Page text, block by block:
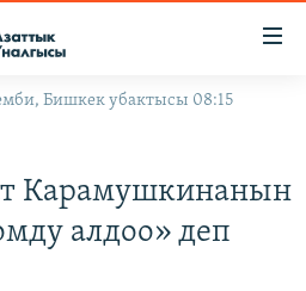
Бишкек убактысы 08:15
Карамушкинанын
алдоо» деп